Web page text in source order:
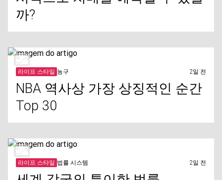
까?
라이프 스타일 농구 2일 전
NBA 역사상 가장 상징적인 순간
Top 30
라이프 스타일 법률 시스템 2일 전